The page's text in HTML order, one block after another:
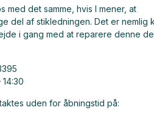
med det samme, hvis I mener, at
del af stikledningen. Det er nemlig
i gang med at reparere denne
uden for åbningstid på: